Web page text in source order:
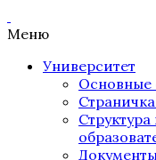
Меню
Университет
Основные